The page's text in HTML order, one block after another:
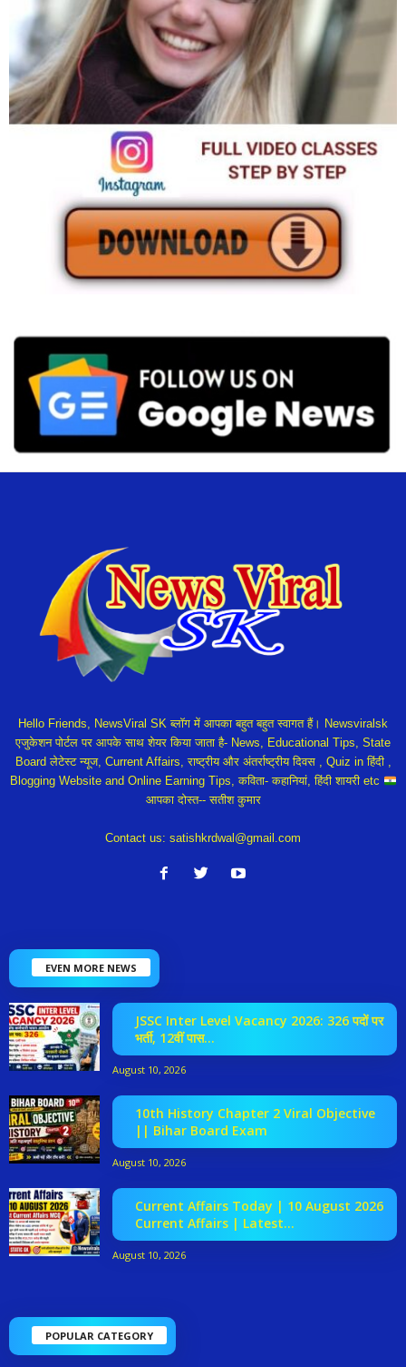
Hello Friends, NewsViral SK ब्लॉग में आपका बहुत बहुत स्वागत हैं। Newsviralsk
एजुकेशन पोर्टल पर आपके साथ शेयर किया जाता है- News, Educational Tips, State
Board लेटेस्ट न्यूज, Current Affairs, राष्ट्रीय और अंतर्राष्ट्रीय दिवस , Quiz in हिंदी ,
Blogging Website and Online Earning Tips, कविता- कहानियां, हिंदी शायरी etc
आपका दोस्त-- सतीश कुमार
Contact us: satishkrdwal@gmail.com
EVEN MORE NEWS
JSSC Inter Level Vacancy 2026: 326 पदों पर
भर्ती, 12वीं पास...
August 10, 2026
10th History Chapter 2 Viral Objective
|| Bihar Board Exam
August 10, 2026
Current Affairs Today | 10 August 2026
Current Affairs | Latest...
August 10, 2026
POPULAR CATEGORY